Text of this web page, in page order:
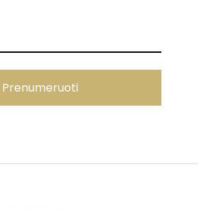
Prenumeruoti